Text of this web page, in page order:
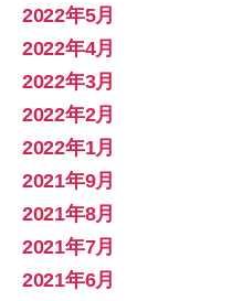
2022年5月
2022年4月
2022年3月
2022年2月
2022年1月
2021年9月
2021年8月
2021年7月
2021年6月